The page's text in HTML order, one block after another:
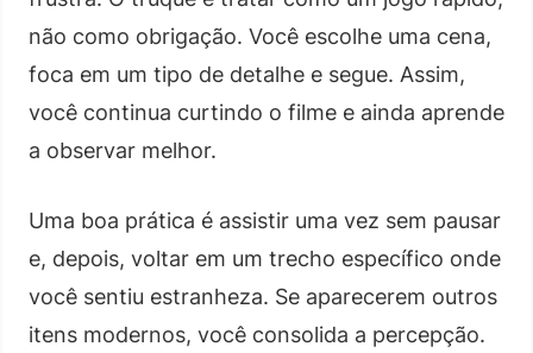
não como obrigação. Você escolhe uma cena,
foca em um tipo de detalhe e segue. Assim,
você continua curtindo o filme e ainda aprende
a observar melhor.
Uma boa prática é assistir uma vez sem pausar
e, depois, voltar em um trecho específico onde
você sentiu estranheza. Se aparecerem outros
itens modernos, você consolida a percepção.